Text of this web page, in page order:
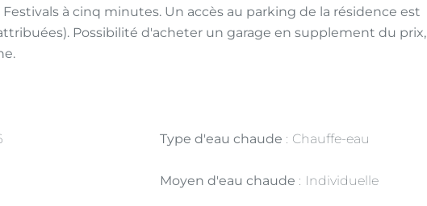
à cinq minutes. Un accès au parking de la résidence est
Possibilité d'acheter un garage en supplement du prix,
Type d'eau chaude Chauffe-eau
Moyen d'eau chaude Individuelle